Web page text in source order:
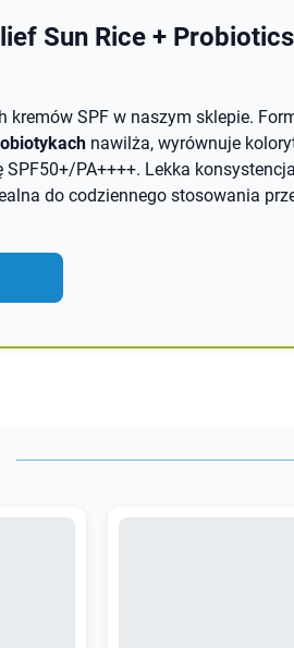
Sun Rice + Probiotics
SPF w naszym sklepie.
nawilża, wyrównuje
PA++++. Lekka
do codziennego stosowania